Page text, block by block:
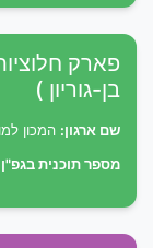
פארק
בן-גוריון )
שם ארגון: המכון
מספר תוכנית